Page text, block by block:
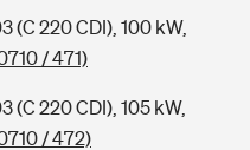
(C 220 CDI), 100 kW,
/ 471)
(C 220 CDI), 105 kW,
/ 472)